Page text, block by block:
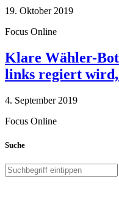
19. Oktober 2019
Focus Online
Klare Wähler-
links regiert
4. September 2019
Focus Online
Suche